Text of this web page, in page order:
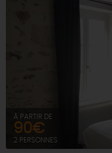
À PARTIR DE
90€
2 PERSONNES